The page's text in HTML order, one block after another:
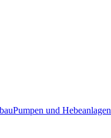
Pumpen und Hebeanlagen